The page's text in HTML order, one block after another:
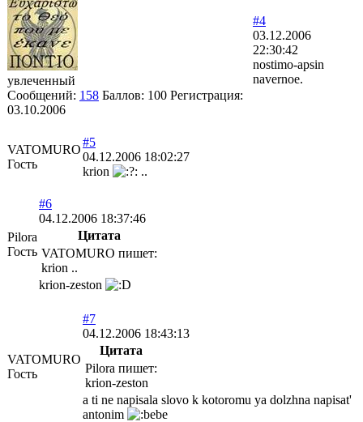
увлеченный
Сообщений: 158 Баллов: 100 Регистрация:
03.10.2006
#4
03.12.2006
22:30:42
nostimo-apsin
navernoe.
VATOMURO
Гость
#5
04.12.2006 18:02:27
krion
..
Pilora
Гость
#6
04.12.2006 18:37:46
Цитата
VATOMURO пишет:
krion ..
krion-zeston
VATOMURO
Гость
#7
04.12.2006 18:43:13
Цитата
Pilora пишет:
krion-zeston
a ti ne napisala slovo k kotoromu ya dolzhna napisat'
antonim